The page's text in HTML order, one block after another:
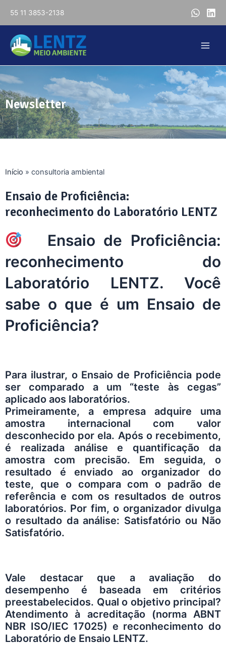
55 11 3853-2138
Newsletter
Início » consultoria ambiental
Ensaio de Proficiência:
reconhecimento do Laboratório LENTZ
Ensaio de Proficiência:
reconhecimento do
Laboratório LENTZ. Você
sabe o que é um Ensaio de
Proficiência?
Para ilustrar, o Ensaio de Proficiência pode
ser comparado a um “teste às cegas”
aplicado aos laboratórios.
Primeiramente, a empresa adquire uma
amostra internacional com valor
desconhecido por ela. Após o recebimento,
é realizada análise e quantificação da
amostra com precisão. Em seguida, o
resultado é enviado ao organizador do
teste, que o compara com o padrão de
referência e com os resultados de outros
laboratórios. Por fim, o organizador divulga
o resultado da análise: Satisfatório ou Não
Satisfatório.
Vale destacar que a avaliação do
desempenho é baseada em critérios
preestabelecidos. Qual o objetivo principal?
Atendimento à acreditação (norma ABNT
NBR ISO/IEC 17025) e reconhecimento do
Laboratório de Ensaio LENTZ.